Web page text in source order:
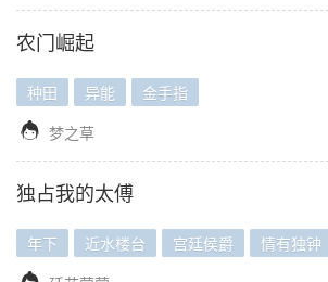
农门崛起
种田 异能 金手指
 梦之草
独占我的太傅
年下 近水楼台 宫廷侯爵 情有独钟